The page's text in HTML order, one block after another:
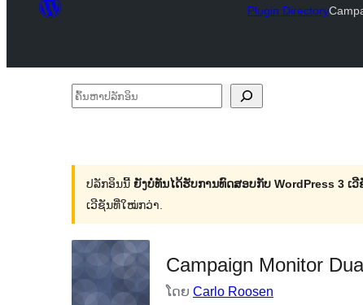
Plugin Directory
ຄົ້ນ
ລັກ
ອິນ
ປລັກອິນນີ້ ຍັງບໍ່ທັນໄດ້ຮັບການທົດສອບກັບ WordPress 3 ເ
ເວີຊັນທີ່ໃໝ່ກວ່າ.
Campaign Monitor
ໂດຍ Carlo Roosen